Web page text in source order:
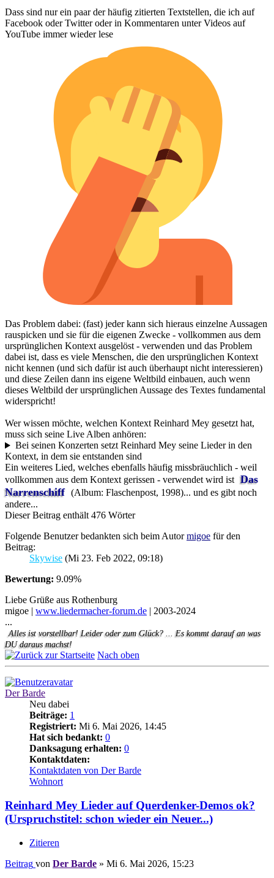
Dass sind nur ein paar der häufig zitierten Textstellen, die ich auf
Facebook oder Twitter oder in Kommentaren unter Videos auf
YouTube immer wieder lese
Das Problem dabei: (fast) jeder kann sich hieraus einzelne Aussagen
rauspicken und sie für die eigenen Zwecke - vollkommen aus dem
ursprünglichen Kontext ausgelöst - verwenden und das Problem
dabei ist, dass es viele Menschen, die den ursprünglichen Kontext
nicht kennen (und sich dafür ist auch überhaupt nicht interessieren)
und diese Zeilen dann ins eigene Weltbild einbauen, auch wenn
dieses Weltbild der ursprünglichen Aussage des Textes fundamental
widerspricht!
Wer wissen möchte, welchen Kontext Reinhard Mey gesetzt hat,
muss sich seine Live Alben anhören:
Bei seinen Konzerten setzt Reinhard Mey seine Lieder in den
Kontext, in dem sie entstanden sind
Ein weiteres Lied, welches ebenfalls häufig missbräuchlich - weil
vollkommen aus dem Kontext gerissen - verwendet wird ist Das
Narrenschiff (Album: Flaschenpost, 1998)... und es gibt noch
andere...
Dieser Beitrag enthält 476 Wörter
Folgende Benutzer bedankten sich beim Autormigoe für den
Beitrag:
Skywise (Mi 23. Feb 2022, 09:18)
Bewertung: 9.09%
Liebe Grüße aus Rothenburg
migoe | www.liedermacher-forum.de | 2003-2024
...
Alles ist vorstellbar! Leider oder zum Glück? ... Es kommt darauf an was
DU daraus machst!
Nach oben
Der Barde
Neu dabei
Beiträge: 1
Registriert: Mi 6. Mai 2026, 14:45
Hat sich bedankt: 0
Danksagung erhalten: 0
Kontaktdaten:
Kontaktdaten von Der Barde
Wohnort
Reinhard Mey Lieder auf Querdenker-Demos ok?
(Urspruchstitel: schon wieder ein Neuer...)
Zitieren
Beitrag von Der Barde » Mi 6. Mai 2026, 15:23